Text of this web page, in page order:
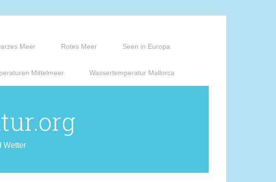
Meer Rotes Meer Seen in Europa
Mittelmeer Wassertemperatur Mallorca
Wetter